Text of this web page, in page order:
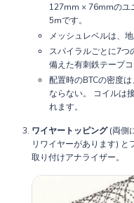
127mm × 76mmのユ
5mです。
メッシュレベルは、
スパイラルごとに7
備えた有刺鉄テープ
配置時のBTCの密度
ならない。 コイルは
れます。
ワイヤートッピング(両側
リワイヤーがあります) と
取り付けアナライザー。